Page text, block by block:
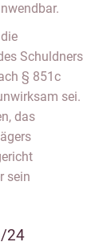
Schuldners
§ 851c
sei.
das
sein
24